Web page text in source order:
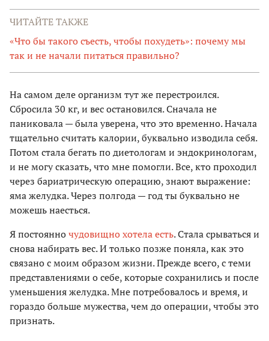
ЧИТАЙТЕ ТАКЖЕ
«Что бы такого съесть, чтобы похудеть»: почему мы
так и не начали питаться правильно?
На самом деле организм тут же перестроился.
Сбросила 30 кг, и вес остановился. Сначала не
паниковала — была уверена, что это временно. Начала
тщательно считать калории, буквально изводила себя.
Потом стала бегать по диетологам и эндокринологам,
и не могу сказать, что мне помогли. Все, кто проходил
через бариатрическую операцию, знают выражение:
яма желудка. Через полгода — год ты буквально не
можешь наесться.
Я постоянночудовищно хотела есть. Стала срываться и
снова набирать вес. И только позже поняла, как это
связано с моим образом жизни. Прежде всего, с теми
представлениями о себе, которые сохранились и после
уменьшения желудка. Мне потребовалось и время, и
гораздо больше мужества, чем до операции, чтобы это
признать.